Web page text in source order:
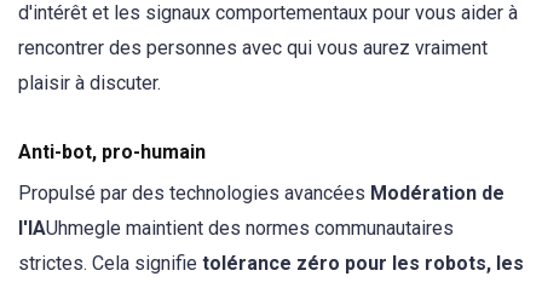
d'intérêt et les signaux comportementaux pour vous aider à
rencontrer des personnes avec qui vous aurez vraiment
plaisir à discuter.
Anti-bot, pro-humain
Propulsé par des technologies avancées Modération de
l'IAUhmegle maintient des normes communautaires
strictes. Cela signifie tolérance zéro pour les robots, les